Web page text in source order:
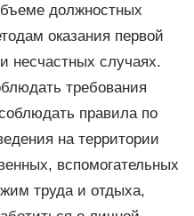
должностных
оказания первой
несчастных случаях.
требования
правила по
на территории
вспомогательных
труда и отдыха,